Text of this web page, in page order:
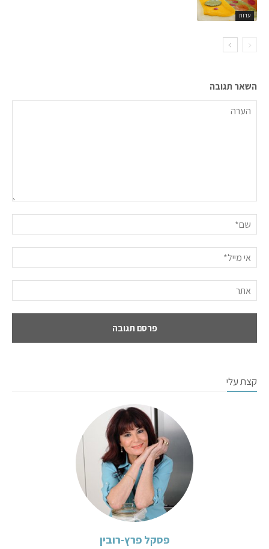
עדות
השאר תגובה
קצת עלי
פסקל פרץ-רובין